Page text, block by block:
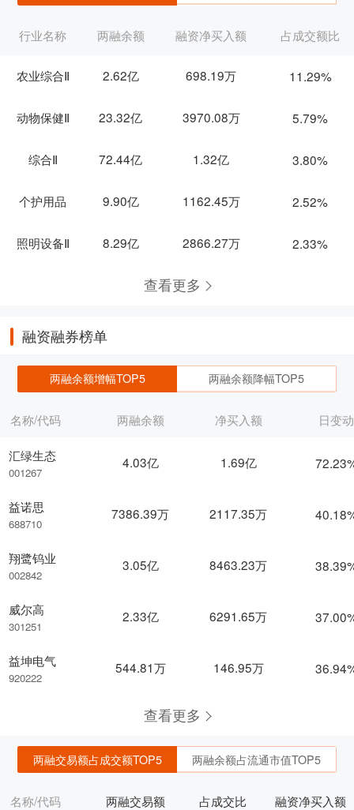
行业名称 两融余额 融资净买入额 占成交额比
农业综合Ⅱ 2.62亿 698.19万 11.29%
动物保健Ⅱ 23.32亿 3970.08万 5.79%
综合Ⅱ 72.44亿 1.32亿 3.80%
个护用品 9.90亿 1162.45万 2.52%
照明设备Ⅱ 8.29亿 2866.27万 2.33%
查看更多
融资融券榜单
两融余额增幅TOP5 两融余额降幅TOP5
名称/代码
汇绿生态
001267
益诺思
688710
翔鹭钨业
002842
威尔高
301251
益坤电气
920222
两融余额 净买入额 日变动
4.03亿 1.69亿
7386.39万 2117.35万
3.05亿 8463.23万
2.33亿 6291.65万
544.81万 146.95万
查看更多
两融交易额占成交额TOP5 两融余额占流通市值TOP5
名称/代码 两融交易额 占成交比 融资净买入额